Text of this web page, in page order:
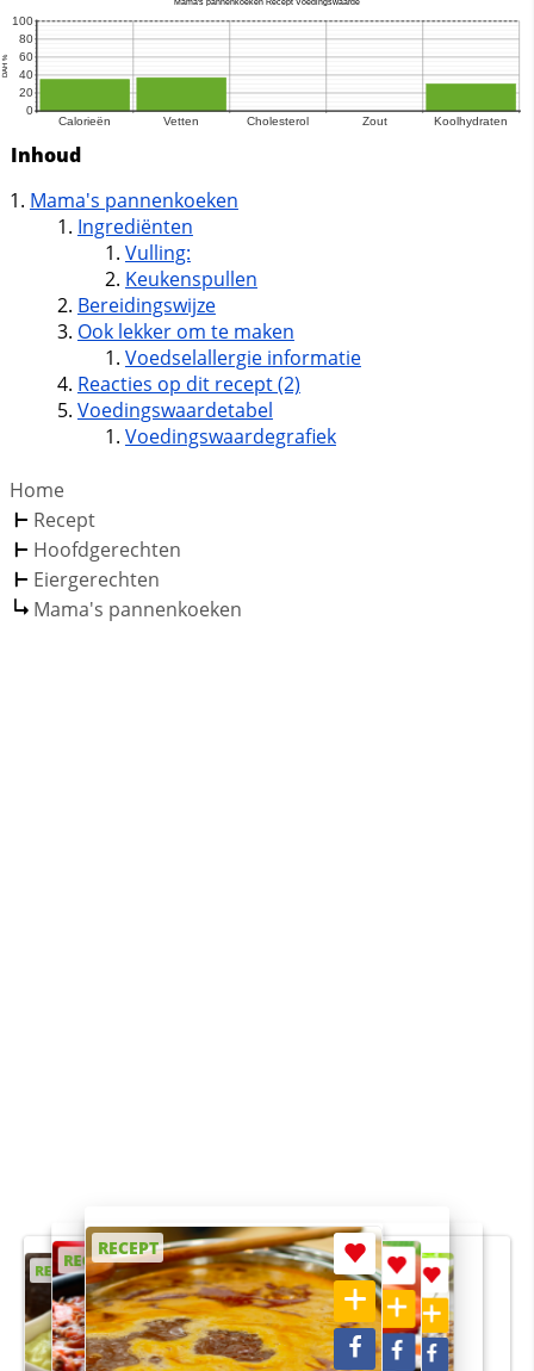
Inhoud
Mama's pannenkoeken
Ingrediënten
Vulling:
Keukenspullen
Bereidingswijze
Ook lekker om te maken
Voedselallergie informatie
Reacties op dit recept (2)
Voedingswaardetabel
Voedingswaardegrafiek
Home
Recept
Hoofdgerechten
Eiergerechten
Mama's pannenkoeken
RECEPT
RECEPT
RECEPT
RECEPT
RECEPT